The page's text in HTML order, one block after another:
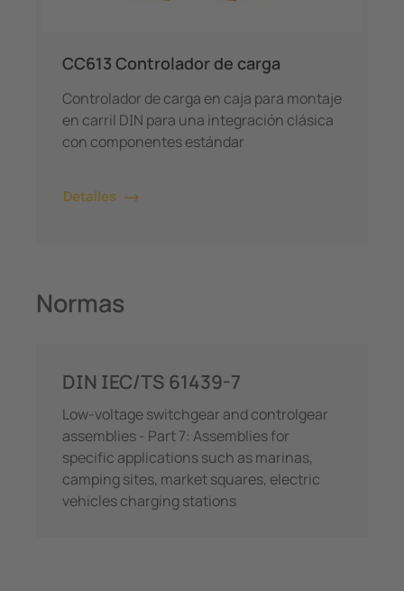
CC613 Controlador de carga
Controlador de carga en caja para montaje
en carril DIN para una integración clásica
con componentes estándar
Detalles
Normas
DIN IEC/TS 61439-7
Low-voltage switchgear and controlgear
assemblies - Part 7: Assemblies for
specific applications such as marinas,
camping sites, market squares, electric
vehicles charging stations